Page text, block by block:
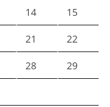
14 15
21 22
28 29